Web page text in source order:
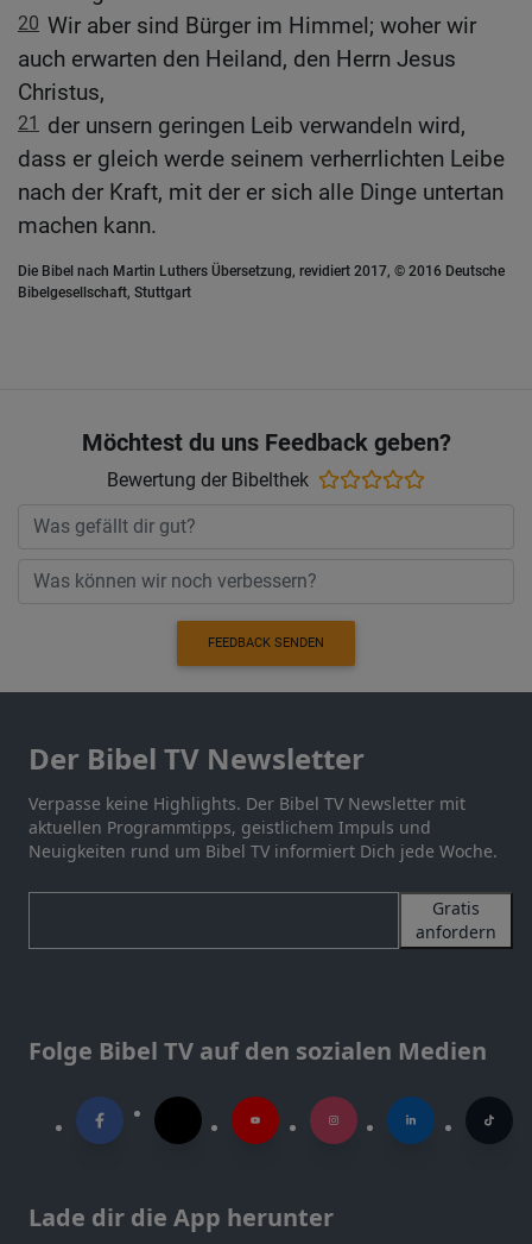
20 Wir aber sind Bürger im Himmel; woher wir
auch erwarten den Heiland, den Herrn Jesus
Christus,
21
der unsern geringen Leib verwandeln wird,
dass er gleich werde seinem verherrlichten Leibe
nach der Kraft, mit der er sich alle Dinge untertan
machen kann.
Die Bibel nach Martin Luthers Übersetzung, revidiert 2017, © 2016 Deutsche
Bibelgesellschaft, Stuttgart
Möchtest du uns Feedback geben?
Bewertung der Bibelthek
FEEDBACK SENDEN
Der Bibel TV Newsletter
Verpasse keine Highlights. Der Bibel TV Newsletter mit
aktuellen Programmtipps, geistlichem Impuls und
Neuigkeiten rund um Bibel TV informiert Dich jede Woche.
Gratis
anfordern
Folge Bibel TV auf den sozialen Medien
Lade dir die App herunter